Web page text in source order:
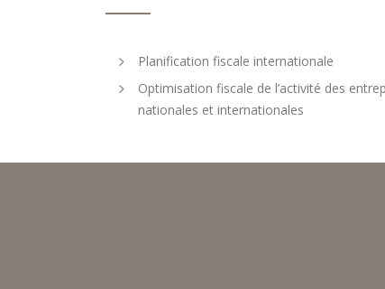
Planification fiscale internationale
Optimisation fiscale de l’activité des
nationales et internationales